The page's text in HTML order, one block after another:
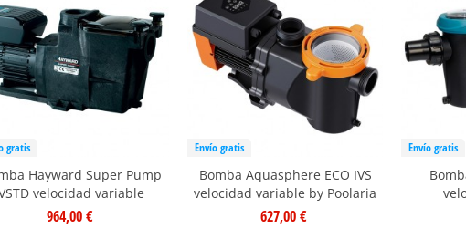
gratis
Hayward Super Pump
velocidad variable
964,00 €
Envío gratis
Bomba Aquasphere ECO IVS
velocidad variable by Poolaria
627,00 €
Envío gratis